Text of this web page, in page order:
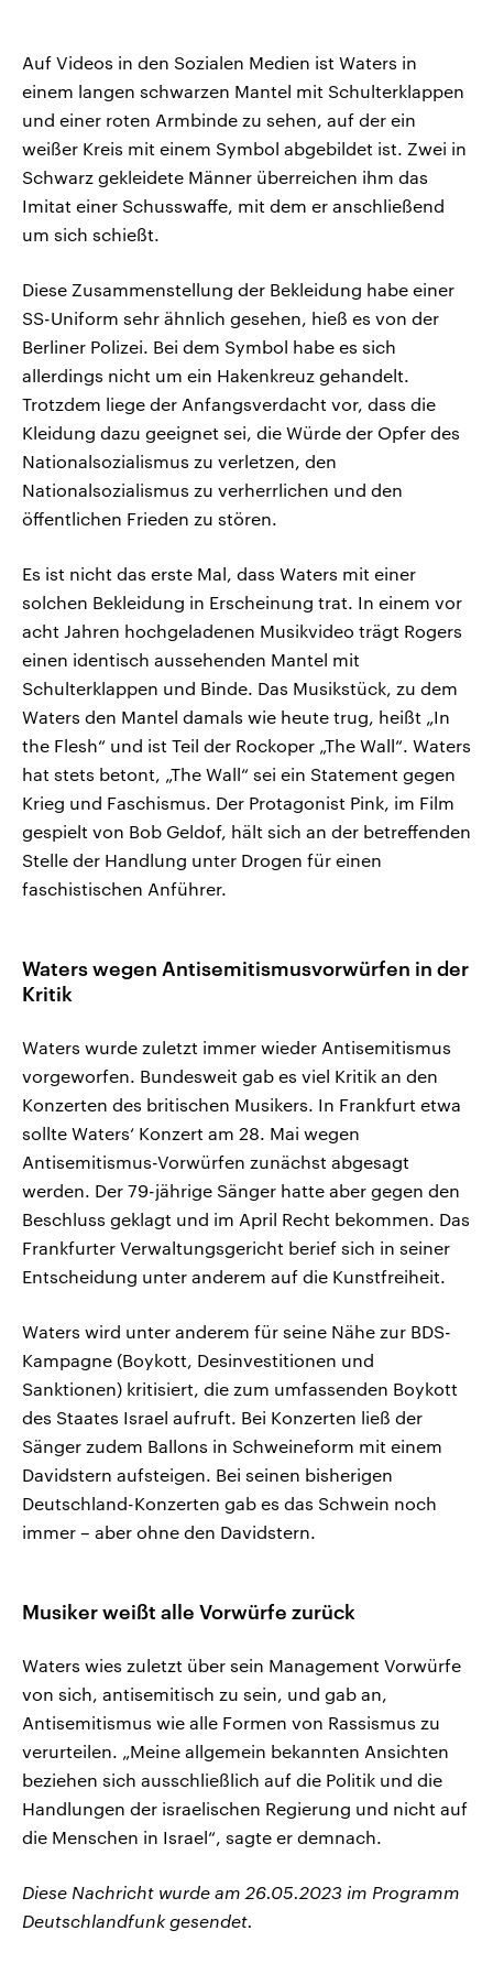
Auf Videos in den Sozialen Medien ist Waters in
einem langen schwarzen Mantel mit Schulterklappen
und einer roten Armbinde zu sehen, auf der ein
weißer Kreis mit einem Symbol abgebildet ist. Zwei in
Schwarz gekleidete Männer überreichen ihm das
Imitat einer Schusswaffe, mit dem er anschließend
um sich schießt.
Diese Zusammenstellung der Bekleidung habe einer
SS-Uniform sehr ähnlich gesehen, hieß es von der
Berliner Polizei. Bei dem Symbol habe es sich
allerdings nicht um ein Hakenkreuz gehandelt.
Trotzdem liege der Anfangsverdacht vor, dass die
Kleidung dazu geeignet sei, die Würde der Opfer des
Nationalsozialismus zu verletzen, den
Nationalsozialismus zu verherrlichen und den
öffentlichen Frieden zu stören.
Es ist nicht das erste Mal, dass Waters mit einer
solchen Bekleidung in Erscheinung trat. In einem vor
acht Jahren hochgeladenen Musikvideo trägt Rogers
einen identisch aussehenden Mantel mit
Schulterklappen und Binde. Das Musikstück, zu dem
Waters den Mantel damals wie heute trug, heißt „In
the Flesh“ und ist Teil der Rockoper „The Wall“. Waters
hat stets betont, „The Wall“ sei ein Statement gegen
Krieg und Faschismus. Der Protagonist Pink, im Film
gespielt von Bob Geldof, hält sich an der betreffenden
Stelle der Handlung unter Drogen für einen
faschistischen Anführer.
Waters wegen Antisemitismusvorwürfen in der
Kritik
Waters wurde zuletzt immer wieder Antisemitismus
vorgeworfen. Bundesweit gab es viel Kritik an den
Konzerten des britischen Musikers. In Frankfurt etwa
sollte Waters‘ Konzert am 28. Mai wegen
Antisemitismus-Vorwürfen zunächst abgesagt
werden. Der 79-jährige Sänger hatte aber gegen den
Beschluss geklagt und im April Recht bekommen. Das
Frankfurter Verwaltungsgericht berief sich in seiner
Entscheidung unter anderem auf die Kunstfreiheit.
Waters wird unter anderem für seine Nähe zur BDS-
Kampagne (Boykott, Desinvestitionen und
Sanktionen) kritisiert, die zum umfassenden Boykott
des Staates Israel aufruft. Bei Konzerten ließ der
Sänger zudem Ballons in Schweineform mit einem
Davidstern aufsteigen. Bei seinen bisherigen
Deutschland-Konzerten gab es das Schwein noch
immer – aber ohne den Davidstern.
Musiker weißt alle Vorwürfe zurück
Waters wies zuletzt über sein Management Vorwürfe
von sich, antisemitisch zu sein, und gab an,
Antisemitismus wie alle Formen von Rassismus zu
verurteilen. „Meine allgemein bekannten Ansichten
beziehen sich ausschließlich auf die Politik und die
Handlungen der israelischen Regierung und nicht auf
die Menschen in Israel“, sagte er demnach.
Diese Nachricht wurde am 26.05.2023 im Programm
Deutschlandfunk gesendet.